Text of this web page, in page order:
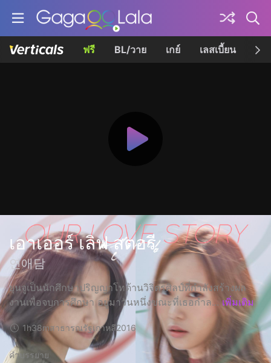
ฟรี BL/วาย เกย์ เลสเบี้ยน เค
เอาเออร์ เลิฟ สตอรี
연애담
ยุนจูเป็นนักศึกษาปริญญาโทด้านวิจิตรศิลป์ที่กำลังสร้างผล
งานเพื่อจบการศึกษา อยู่มาวันหนึ่งขณะที่เธอกำล... เพิ่มเติม
1h38mสาธารณรัฐเกาหลี2016
คำบรรยาย